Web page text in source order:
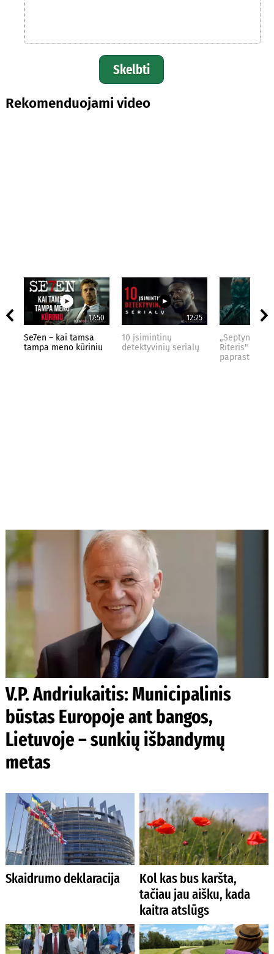
Skelbti
Rekomenduojami video
17:50
Se7en – kai tamsa
tampa meno kūriniu
12:25
10 įsimintinų
detektyvinių serialų
„Septynių
Riteris" – kai
paprastumas
V.P. Andriukaitis: Municipalinis
būstas Europoje ant bangos,
Lietuvoje – sunkių išbandymų
metas
Skaidrumo deklaracija
Kol kas bus karšta,
tačiau jau aišku, kada
kaitra atslūgs